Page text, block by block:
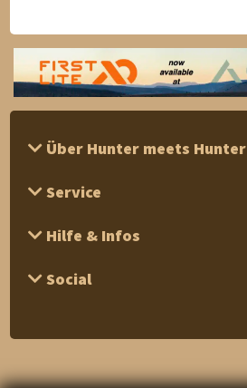
Über Hunter meets Hunter
Service
Hilfe & Infos
Social